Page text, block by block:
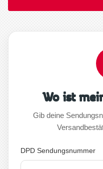
Wo ist
Gib deine
DPD Sendungsnummer